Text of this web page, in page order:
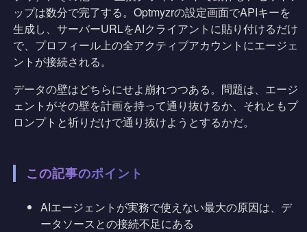
ップは数分で完了する。Optmyzrの設定画面でAPIキーを
生成し、サーバーURLをAIクライアントに貼り付けるだけ
で、プロフィール上の全アクティブアカウントにエージェ
ントが接続される。
データの壁はどちらにせよ崩れつつある。問題は、エージ
ェントがその壁を計画を持って通り抜けるか、それともプ
ロンプトと祈りだけで通り抜けようとするかだ。
この記事のポイント
AIエージェントが実務で使えない最大の原因は、デ
ータソースとの接続不足にある